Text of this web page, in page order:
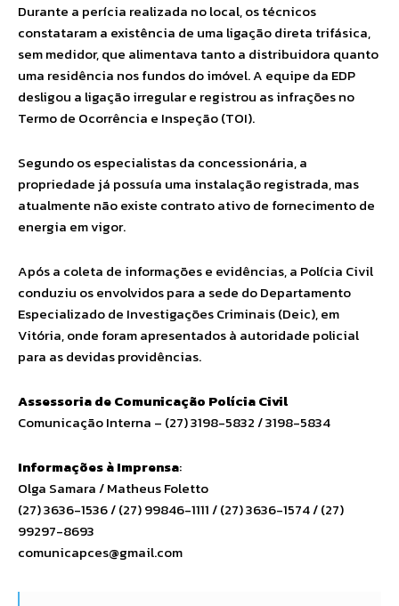
Durante a perícia realizada no local, os técnicos
constataram a existência de uma ligação direta trifásica,
sem medidor, que alimentava tanto a distribuidora quanto
uma residência nos fundos do imóvel. A equipe da EDP
desligou a ligação irregular e registrou as infrações no
Termo de Ocorrência e Inspeção (TOI).
Segundo os especialistas da concessionária, a
propriedade já possuía uma instalação registrada, mas
atualmente não existe contrato ativo de fornecimento de
energia em vigor.
Após a coleta de informações e evidências, a Polícia Civil
conduziu os envolvidos para a sede do Departamento
Especializado de Investigações Criminais (Deic), em
Vitória, onde foram apresentados à autoridade policial
para as devidas providências.
Assessoria de Comunicação Polícia Civil
Comunicação Interna – (27) 3198-5832 / 3198-5834
Informações à Imprensa:
Olga Samara / Matheus Foletto
(27) 3636-1536 / (27) 99846-1111 / (27) 3636-1574 / (27)
99297-8693
comunicapces@gmail.com